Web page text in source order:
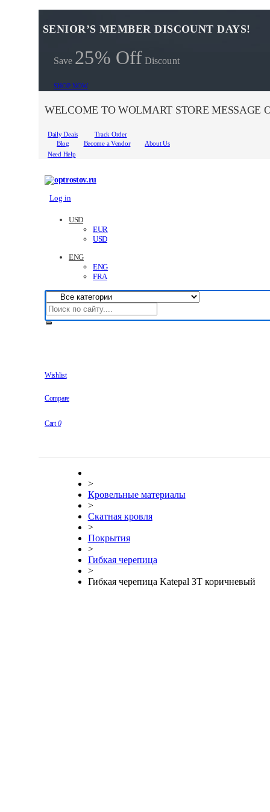
SENIOR’S MEMBER DISCOUNT DAYS!
Save 25% Off Discount
SHOP NOW
WELCOME TO WOLMART STORE MESSAGE
Daily Deals
Track Order
Blog
Become a Vendor
About Us
Need Help
Log in
USD
EUR
USD
ENG
ENG
FRA
Wishlist
Compare
Cart 0
>
Кровельные материалы
>
Скатная кровля
>
Покрытия
>
Гибкая черепица
>
Гибкая черепица Katepal 3T коричневый